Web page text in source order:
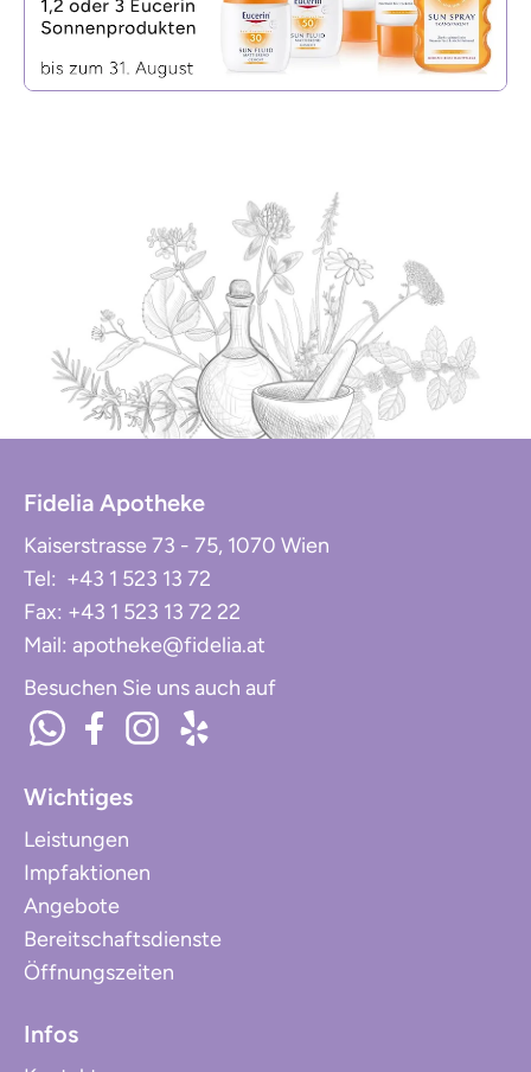
Fidelia Apotheke
Kaiserstrasse 73 - 75, 1070 Wien
Tel: +43 1 523 13 72
Fax: +43 1 523 13 72 22
Mail: apotheke@fidelia.at
Besuchen Sie uns auch auf
Wichtiges
Leistungen
Impfaktionen
Angebote
Bereitschaftsdienste
Öffnungszeiten
Infos